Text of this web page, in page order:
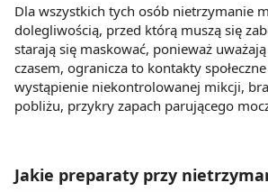
Dla wszystkich tych osób nietrzymanie
dolegliwością, przed którą muszą się
starają się maskować, ponieważ
czasem, ogranicza to kontakty
wystąpienie niekontrolowanej mikcji,
pobliżu, przykry zapach parującego
Jakie preparaty przy